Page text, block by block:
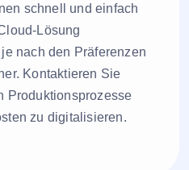
schnell und einfach
Lösung
nach den Präferenzen
Kontaktieren Sie
Produktionsprozesse
zu digitalisieren.